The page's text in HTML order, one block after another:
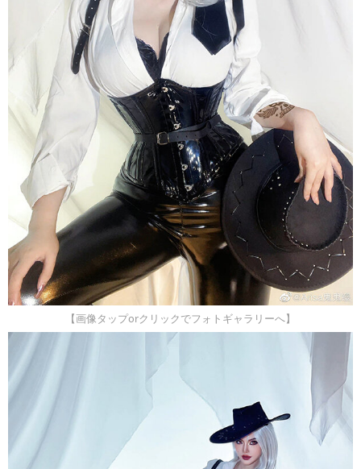
【画像タップorクリックでフォトギャラリーへ】